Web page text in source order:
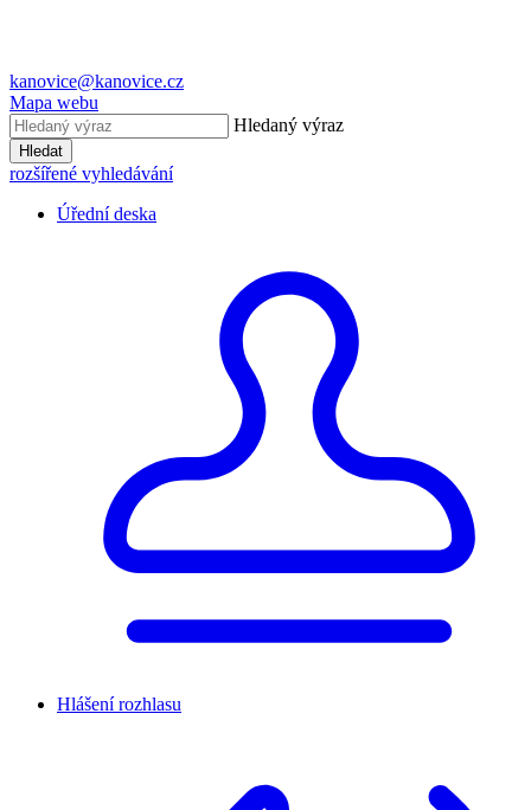
kanovice@kanovice.cz
Mapa webu
Hledaný výraz
Hledat
rozšířené vyhledávání
Úřední deska
Hlášení rozhlasu